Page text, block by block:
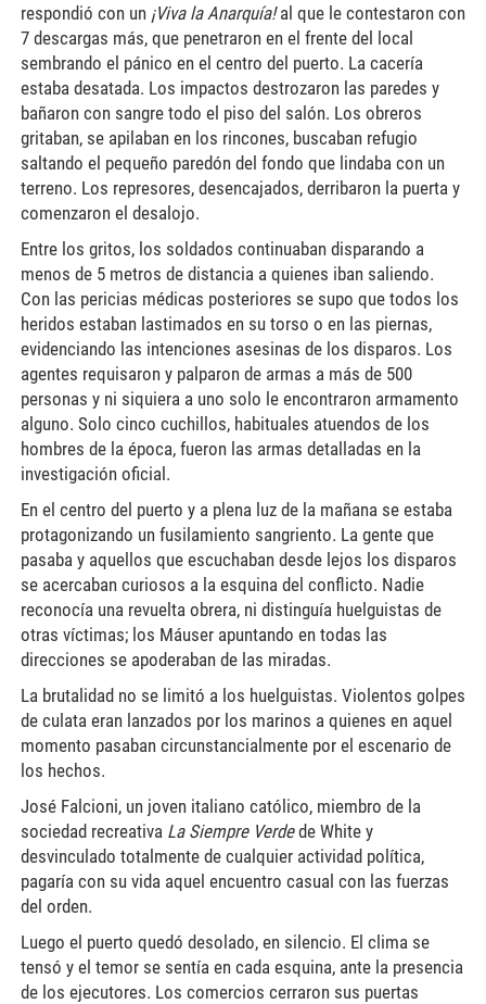
respondió con un ¡Viva la Anarquía!al que le contestaron con
7 descargas más, que penetraron en el frente del local
sembrando el pánico en el centro del puerto. La cacería
estaba desatada. Los impactos destrozaron las paredes y
bañaron con sangre todo el piso del salón. Los obreros
gritaban, se apilaban en los rincones, buscaban refugio
saltando el pequeño paredón del fondo que lindaba con un
terreno. Los represores, desencajados, derribaron la puerta y
comenzaron el desalojo.
Entre los gritos, los soldados continuaban disparando a
menos de 5 metros de distancia a quienes iban saliendo.
Con las pericias médicas posteriores se supo que todos los
heridos estaban lastimados en su torso o en las piernas,
evidenciando las intenciones asesinas de los disparos. Los
agentes requisaron y palparon de armas a más de 500
personas y ni siquiera a uno solo le encontraron armamento
alguno. Solo cinco cuchillos, habituales atuendos de los
hombres de la época, fueron las armas detalladas en la
investigación oficial.
En el centro del puerto y a plena luz de la mañana se estaba
protagonizando un fusilamiento sangriento. La gente que
pasaba y aquellos que escuchaban desde lejos los disparos
se acercaban curiosos a la esquina del conflicto. Nadie
reconocía una revuelta obrera, ni distinguía huelguistas de
otras víctimas; los Máuser apuntando en todas las
direcciones se apoderaban de las miradas.
La brutalidad no se limitó a los huelguistas. Violentos golpes
de culata eran lanzados por los marinos a quienes en aquel
momento pasaban circunstancialmente por el escenario de
los hechos.
José Falcioni, un joven italiano católico, miembro de la
sociedad recreativa La Siempre Verdede White y
desvinculado totalmente de cualquier actividad política,
pagaría con su vida aquel encuentro casual con las fuerzas
del orden.
Luego el puerto quedó desolado, en silencio. El clima se
tensó y el temor se sentía en cada esquina, ante la presencia
de los ejecutores. Los comercios cerraron sus puertas